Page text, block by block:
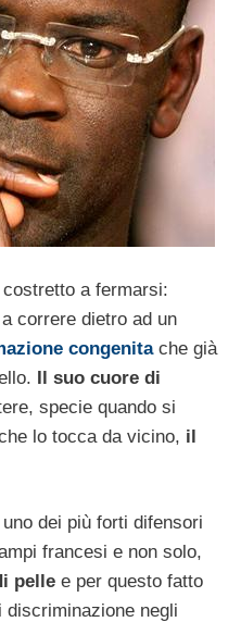
a fermarsi:
correre dietro ad un
congenitache già
Il suo cuore di
specie quando si
lo tocca da vicino, il
uno dei più forti difensori
francesi e non solo,
pelle e per questo fatto
negli